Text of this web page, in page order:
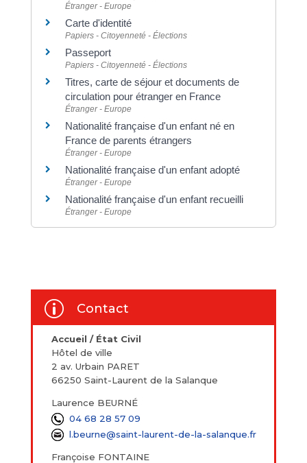
Étranger - Europe
Carte d'identité
Papiers - Citoyenneté - Élections
Passeport
Papiers - Citoyenneté - Élections
Titres, carte de séjour et documents de
circulation pour étranger en France
Étranger - Europe
Nationalité française d'un enfant né en
France de parents étrangers
Étranger - Europe
Nationalité française d'un enfant adopté
Étranger - Europe
Nationalité française d'un enfant recueilli
Étranger - Europe
p Contact
Accueil / État Civil
Hôtel de ville
2 av. Urbain PARET
66250 Saint-Laurent de la Salanque
Laurence BEURNÉ
04 68 28 57 09
l.beurne@saint-laurent-de-la-salanque.fr
Françoise FONTAINE